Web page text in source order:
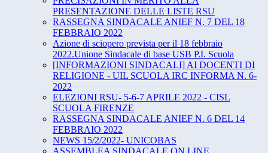
PRESENTAZIONE DELLE LISTE RSU
RASSEGNA SINDACALE ANIEF N. 7 DEL 18
FEBBRAIO 2022
Azione di sciopero prevista per il 18 febbraio
2022.Unione Sindacale di base USB P.I. Scuola
[INFORMAZIONI SINDACALI] AI DOCENTI DI
RELIGIONE - UIL SCUOLA IRC INFORMA N. 6-
2022
ELEZIONI RSU- 5-6-7 APRILE 2022 - CISL
SCUOLA FIRENZE
RASSEGNA SINDACALE ANIEF N. 6 DEL 14
FEBBRAIO 2022
NEWS 15/2/2022- UNICOBAS